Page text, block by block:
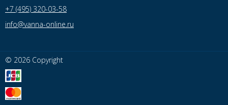
+7 (495) 320-03-58
info@vanna-online.ru
© 2026 Copyright